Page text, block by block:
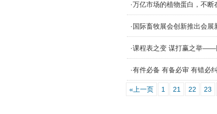
·万亿市场的植物蛋白，不断
·国际畜牧展会创新推出会展
·课程表之变 谋打赢之举——
·有件必备 有备必审 有错
«上一页 1 21 22 23